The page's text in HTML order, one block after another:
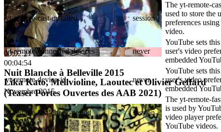
00:04:54
Lika Kato, Mellvioline, Laoutec et Olivier Geffard
(Teaser Portes Ouvertes des AAB 2021)
Juin 2021
00:02:21
Nuit Blanche à Belleville 2015
Novembre 2015
yt-remote-cast-installed session
The yt-remote-
used to store the
preferences
video.
yt-remote-connected-devices never
YouTube sets
user's video
embedded
yt-remote-device-id never
YouTube sets
user's video
embedded
yt-remote-fast-check-period session
The yt-remote-
is used by
video player
YouTube videos.